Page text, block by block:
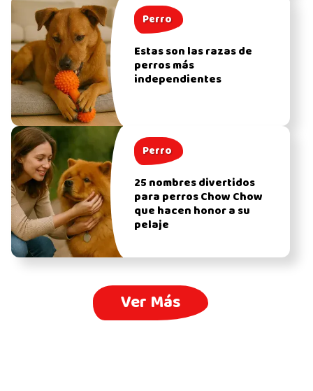
Perro
Estas son las razas de
perros más
independientes
Perro
25 nombres divertidos
para perros Chow Chow
que hacen honor a su
pelaje
Ver Más